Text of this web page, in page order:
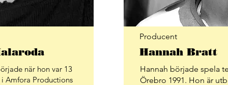
när hon var 13
Amfora Productions
Producent
Hannah Bratt
Hannah började spela
Örebro 1991. Hon är